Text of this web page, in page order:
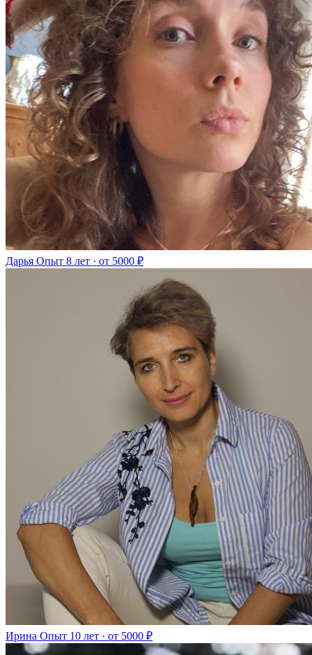
Дарья Опыт 8 лет · от 5000 ₽
Ирина Опыт 10 лет · от 5000 ₽